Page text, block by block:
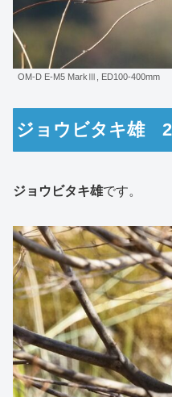
OM-D E-M5 MarkⅢ, ED100-400mm
ジョウビタキ雄
ジョウビタキ雄です。